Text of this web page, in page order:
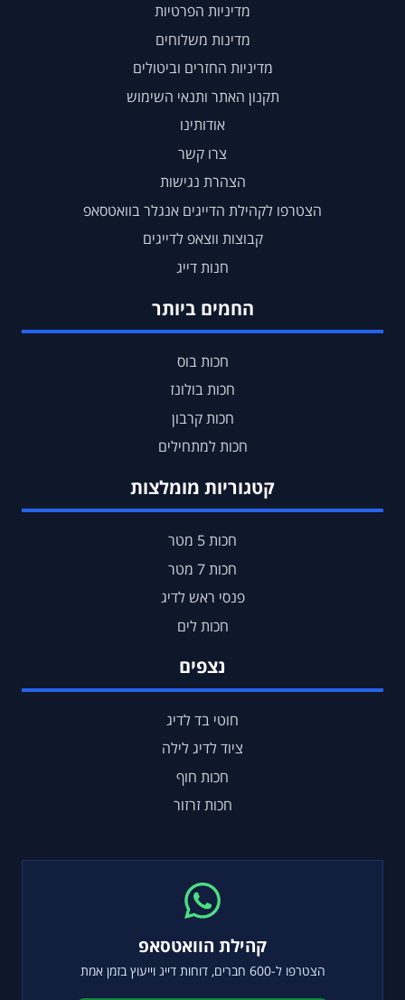
קהילת הוואטסאפ
הצטרפו ל-600 חברים, דוחות דייג וייעוץ בזמן אמת
מדיניות הפרטיות
מדינות משלוחים
מדיניות החזרים וביטולים
תקנון האתר ותנאי השימוש
אודותינו
צרו קשר
הצהרת נגישות
הצטרפו לקהילת הדייגים אנגלר בוואטסאפ
קבוצות ווצאפ לדייגים
חנות דייג
החמים ביותר
חכות בוס
חכות בולונז
חכות קרבון
חכות למתחילים
קטגוריות מומלצות
חכות 5 מטר
חכות 7 מטר
פנסי ראש לדיג
חכות לים
נצפים
חוטי בד לדיג
ציוד לדיג לילה
חכות חוף
חכות זרזור